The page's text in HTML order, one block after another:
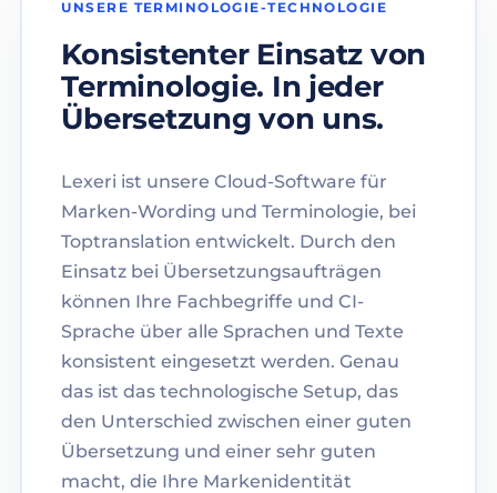
UNSERE TERMINOLOGIE-TECHNOLOGIE
Konsistenter Einsatz von
Terminologie. In jeder
Übersetzung von uns.
Lexeri ist unsere Cloud-Software für
Marken-Wording und Terminologie, bei
Toptranslation entwickelt. Durch den
Einsatz bei Übersetzungsaufträgen
können Ihre Fachbegriffe und CI-
Sprache über alle Sprachen und Texte
konsistent eingesetzt werden. Genau
das ist das technologische Setup, das
den Unterschied zwischen einer guten
Übersetzung und einer sehr guten
macht, die Ihre Markenidentität